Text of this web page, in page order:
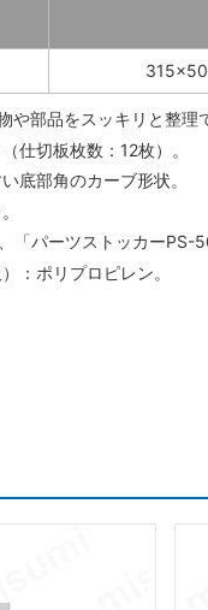
や部品をスッキリと整理
仕切板枚数：12枚）。
底部角のカーブ形状。
「パーツストッカーPS-
：ポリプロピレン。